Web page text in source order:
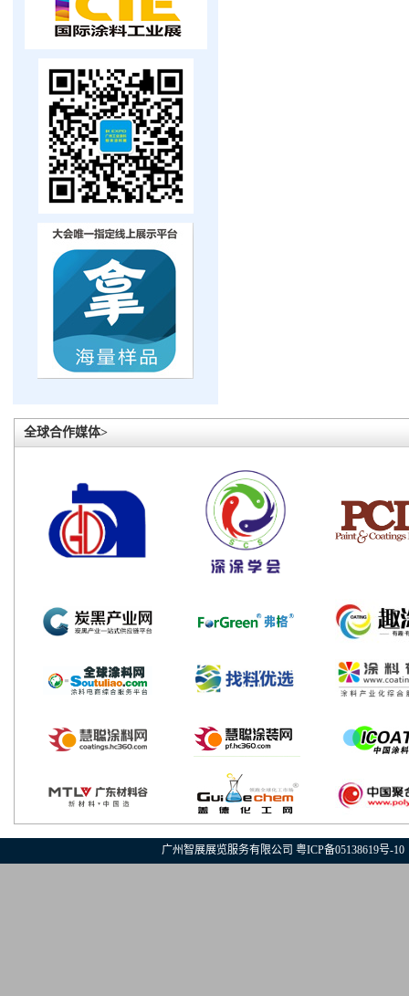
全球合作媒体>
广州智展展览服务有限公司 粤ICP备05138619号-10